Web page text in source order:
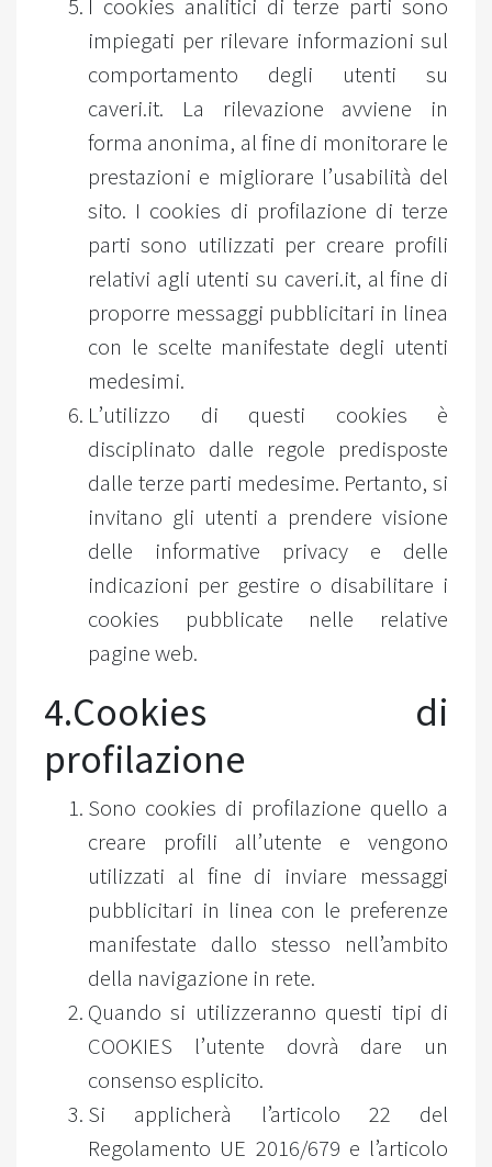
I cookies analitici di terze parti sono
impiegati per rilevare informazioni sul
comportamento degli utenti su
caveri.it. La rilevazione avviene in
forma anonima, al fine di monitorare le
prestazioni e migliorare l’usabilità del
sito. I cookies di profilazione di terze
parti sono utilizzati per creare profili
relativi agli utenti su caveri.it, al fine di
proporre messaggi pubblicitari in linea
con le scelte manifestate degli utenti
medesimi.
L’utilizzo di questi cookies è
disciplinato dalle regole predisposte
dalle terze parti medesime. Pertanto, si
invitano gli utenti a prendere visione
delle informative privacy e delle
indicazioni per gestire o disabilitare i
cookies pubblicate nelle relative
pagine web.
4.Cookies di
profilazione
Sono cookies di profilazione quello a
creare profili all’utente e vengono
utilizzati al fine di inviare messaggi
pubblicitari in linea con le preferenze
manifestate dallo stesso nell’ambito
della navigazione in rete.
Quando si utilizzeranno questi tipi di
COOKIES l’utente dovrà dare un
consenso esplicito.
Si applicherà l’articolo 22 del
Regolamento UE 2016/679 e l’articolo